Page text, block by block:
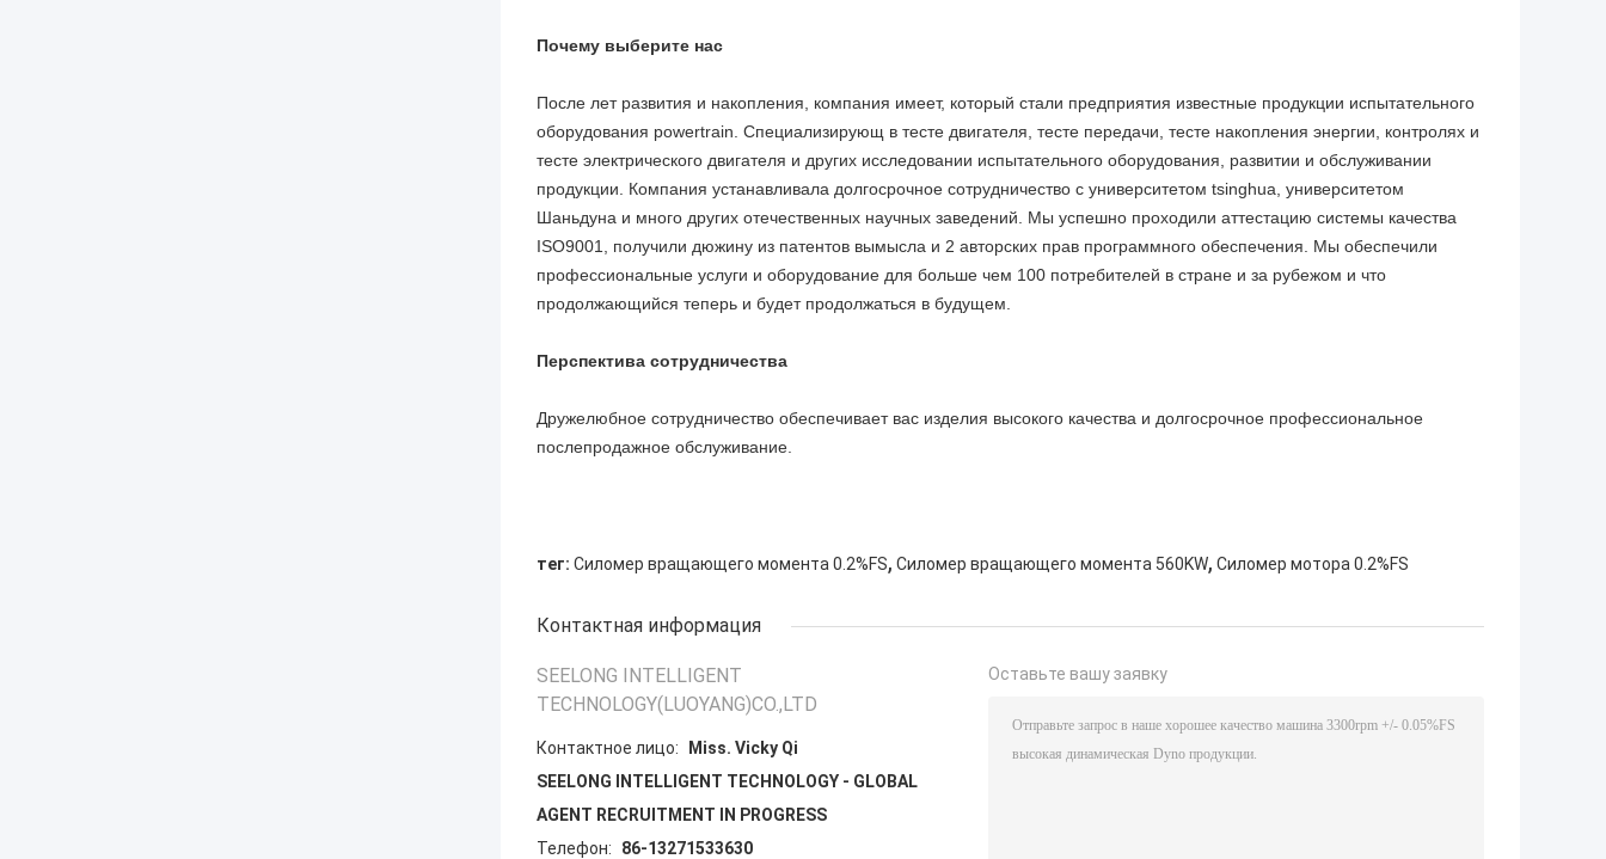
Почему выберите нас
После лет развития и накопления, компания имеет, который стали предприятия известные продукции испытательного
оборудования powertrain. Специализирующ в тесте двигателя, тесте передачи, тесте накопления энергии, контролях и
тесте электрического двигателя и других исследовании испытательного оборудования, развитии и обслуживании
продукции. Компания устанавливала долгосрочное сотрудничество с университетом tsinghua, университетом
Шаньдуна и много других отечественных научных заведений. Мы успешно проходили аттестацию системы качества
ISO9001, получили дюжину из патентов вымысла и 2 авторских прав программного обеспечения. Мы обеспечили
профессиональные услуги и оборудование для больше чем 100 потребителей в стране и за рубежом и что
продолжающийся теперь и будет продолжаться в будущем.
Перспектива сотрудничества
Дружелюбное сотрудничество обеспечивает вас изделия высокого качества и долгосрочное профессиональное
послепродажное обслуживание.
тег: Силомер вращающего момента 0.2%FS, Силомер вращающего момента 560KW, Силомер мотора 0.2%FS
Контактная информация
SEELONG INTELLIGENT
TECHNOLOGY(LUOYANG)CO.,LTD
Контактное лицо:
Miss. Vicky Qi
SEELONG INTELLIGENT TECHNOLOGY - GLOBAL
AGENT RECRUITMENT IN PROGRESS
Телефон:
86-13271533630
Оставьте вашу заявку